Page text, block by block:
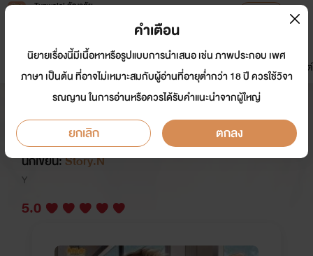
Tunwalai ธัญวลัย
หน้าแรก นิยาย อีบุ๊ก การ์ตูน
มาใหม่
ดรีมแชท ธัญลิสต์
Shut up! หุบปากซะถ้าไม่อยากเจอดี [
จบแล้ว ]
นักเขียน:Story.N
Y
5.0
คำเตือน
นิยายเรื่องนี้มีเนื้อหาหรือรูปแบบการนำเสนอ เช่น ภาพประกอบ เพศ
ภาษา เป็นต้น ที่อาจไม่เหมาะสมกับผู้อ่านที่อายุต่ำกว่า 18 ปี ควรใช้วิจา
รณญาน ในการอ่านหรือควรได้รับคำแนะนำจากผู้ใหญ่
ยกเลิก ตกลง